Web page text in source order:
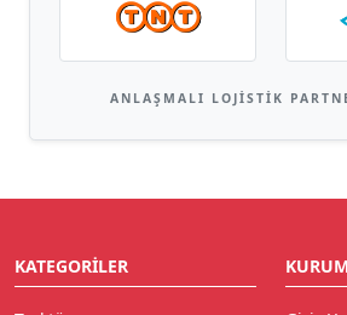
ANLAŞMALI LOJISTIK
KATEGORILER